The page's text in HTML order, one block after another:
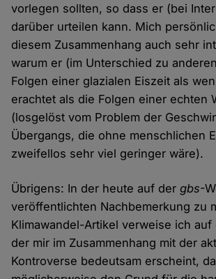
vorlegen sollten, so dass er (bei
darüber urteilen kann. Mich
diesem Zusammenhang auch sehr
warum er (im Unterschied zu
Folgen einer glazialen Eiszeit als
erachtet als die Folgen einer echten
(losgelöst vom Problem der
Übergangs, die ohne menschlichen
zweifellos sehr viel geringer wäre).
Übrigens: In der heute auf dergbs-
veröffentlichten Nachbemerkung zu
Klimawandel-Artikel verweise ich auf
der mir im Zusammenhang mit der
Kontroverse bedeutsam erscheint,